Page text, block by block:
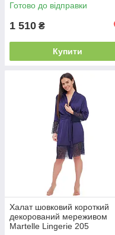
Готово до відправки
1 510 ₴
Купити
Халат шовковий короткий
декорований мереживом
Martelle Lingerie 205